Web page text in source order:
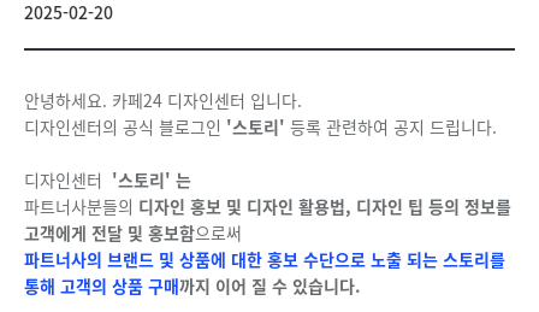
2025-02-20
안녕하세요. 카페24 디자인센터 입니다.
디자인센터의 공식 블로그인 '스토리' 등록 관련하여 공지 드립니다.
디자인센터 '스토리' 는
파트너사분들의 디자인 홍보 및 디자인 활용법, 디자인 팁 등의 정보를
고객에게 전달 및 홍보함으로써
파트너사의 브랜드 및 상품에 대한 홍보 수단으로 노출 되는 스토리를
통해 고객의 상품 구매까지 이어 질 수 있습니다.